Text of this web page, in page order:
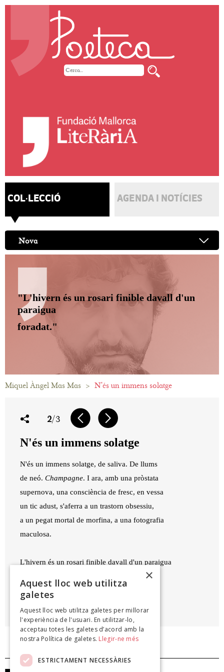
COL·LECCIÓ AGENDA I NOTÍCIES
Nova
"L'hivern és un rosari finible davall d'un
paraigua
foradat."
Miquel Àngel Mas Mas > N'és un immens solatge
2/3
N'és un immens solatge
N'és un immens solatge, de saliva. De llums
de neó. Champagne. I ara, amb una pròstata
supernova, una consciència de fresc, en vessa
un tic adust, s'aferra a un trastorn obsessiu,
a un pegat mortal de morfina, a una fotografia
maculosa.
L'hivern és un rosari finible davall d'un paraigua
Camps dalladors, 2022
×
Aquest lloc web utilitza
galetes
Aquest lloc web utilitza galetes per millorar
l'experiència de l'usuari. En utilitzar-lo,
acceptau totes les galetes d’acord amb la
nostra Política de galetes. Llegir-ne més
ESTRICTAMENT NECESSÀRIES